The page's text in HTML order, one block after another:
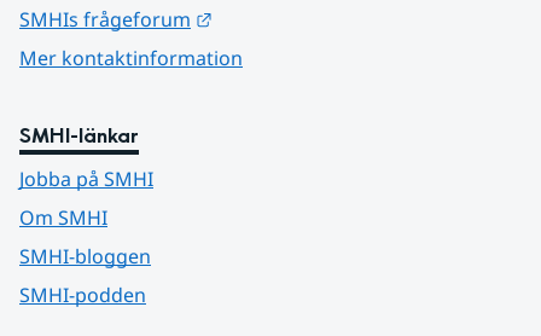
SMHIs frågeforum
Mer kontaktinformation
SMHI-länkar
Jobba på SMHI
Om SMHI
SMHI-bloggen
SMHI-podden